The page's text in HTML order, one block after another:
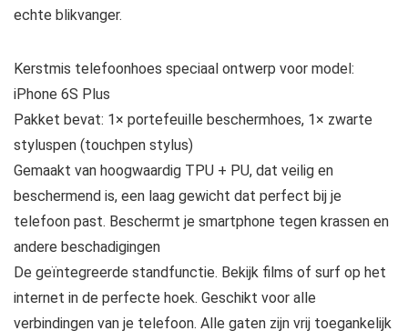
echte blikvanger.
Kerstmis telefoonhoes speciaal ontwerp voor model:
iPhone 6S Plus
Pakket bevat: 1× portefeuille beschermhoes, 1× zwarte
styluspen (touchpen stylus)
Gemaakt van hoogwaardig TPU + PU, dat veilig en
beschermend is, een laag gewicht dat perfect bij je
telefoon past. Beschermt je smartphone tegen krassen en
andere beschadigingen
De geïntegreerde standfunctie. Bekijk films of surf op het
internet in de perfecte hoek. Geschikt voor alle
verbindingen van je telefoon. Alle gaten zijn vrij toegankelijk